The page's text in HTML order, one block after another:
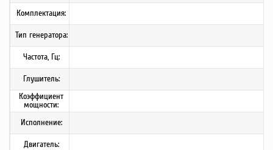
Комплектация:
Тип генератора:
Частота, Гц:
Глушитель:
Коэффициент
мощности:
Исполнение:
Двигатель: